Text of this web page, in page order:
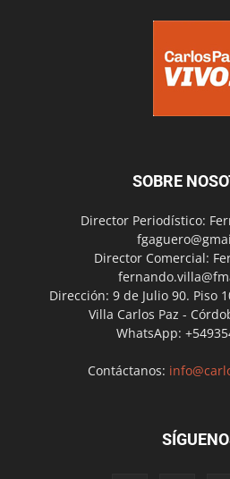
SOBRE
Director Periodístico:
Director Comercial:
Dirección: 9 de Julio 90. Piso
Villa Carlos Paz -
WhatsApp:
Contáctanos: